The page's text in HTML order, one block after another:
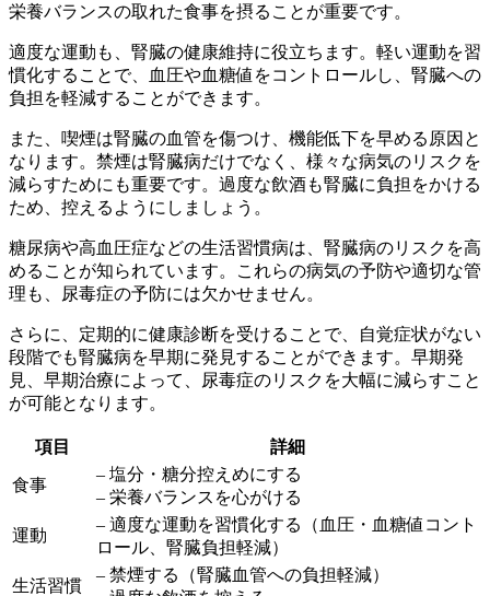
栄養バランスの取れた食事を摂ることが重要です。
適度な運動も、腎臓の健康維持に役立ちます。軽い運動を習
慣化することで、血圧や血糖値をコントロールし、腎臓への
負担を軽減することができます。
また、喫煙は腎臓の血管を傷つけ、機能低下を早める原因と
なります。禁煙は腎臓病だけでなく、様々な病気のリスクを
減らすためにも重要です。過度な飲酒も腎臓に負担をかける
ため、控えるようにしましょう。
糖尿病や高血圧症などの生活習慣病は、腎臓病のリスクを高
めることが知られています。これらの病気の予防や適切な管
理も、尿毒症の予防には欠かせません。
さらに、 定期的に健康診断を受ける ことで、自覚症状がない
段階でも腎臓病を早期に発見することができます。早期発
見、早期治療によって、尿毒症のリスクを大幅に減らすこと
が可能となります。
項目 詳細
食事
– 塩分・糖分控えめにする
– 栄養バランスを心がける
運動
– 適度な運動を習慣化する（血圧・血糖値コント
ロール、腎臓負担軽減）
生活習慣
– 禁煙する（腎臓血管への負担軽減）